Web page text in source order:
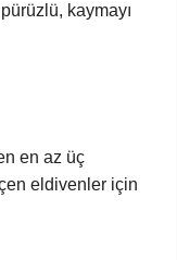
kaymayı
en az üç
eldivenler için